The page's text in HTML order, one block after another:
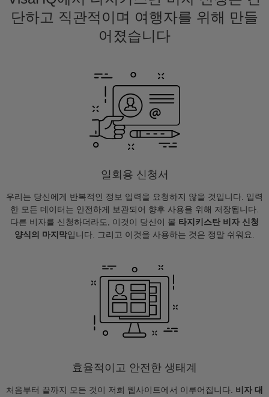
단하고 직관적이며 여행자를 위해 만들
어졌습니다
일회용 신청서
우리는 당신에게 반복적인 정보 입력을 요청하지 않을 것입니다. 입력
한 모든 데이터는 안전하게 보관되어 향후 사용을 위해 저장됩니다.
다른 비자를 신청하더라도, 이것이 당신이 볼 타지키스탄 비자 신청
양식의 마지막입니다. 그리고 이것을 사용하는 것은 정말 쉬워요.
효율적이고 안전한 생태계
처음부터 끝까지 모든 것이 저희 웹사이트에서 이루어집니다. 비자 대